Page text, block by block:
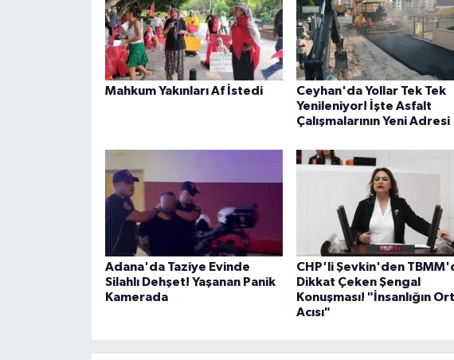
Mahkum Yakınları Af İstedi
Ceyhan'da Yollar Tek Tek
Yenileniyor! İşte Asfalt
Çalışmalarının Yeni Adresi
Adana'da Taziye Evinde
Silahlı Dehşet! Yaşanan Panik
Kamerada
CHP'li Şevkin'den
Dikkat Çeken Şengal
Konuşması! "İnsanlığın
Acısı"